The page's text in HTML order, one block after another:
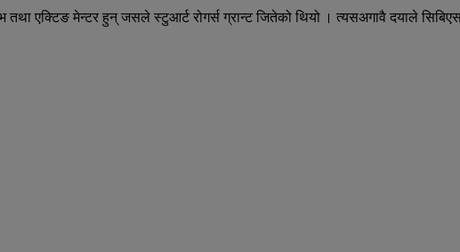
एक्टिङ मेन्टर हुन् जसले स्टुआर्ट रोगर्स ग्रान्ट जितेको थियो । त्यसअगावै दयाले सिबिएस